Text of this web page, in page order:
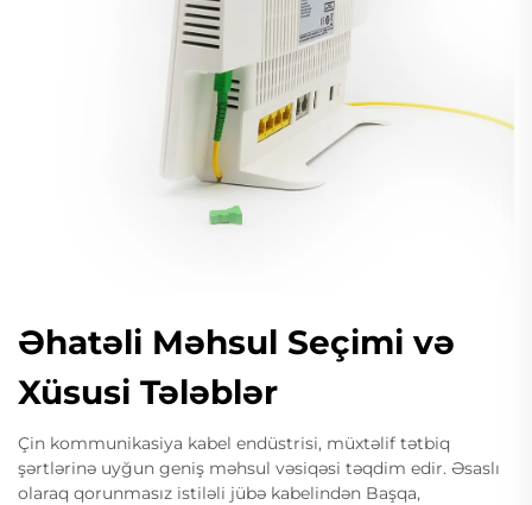
Əhatəli Məhsul Seçimi və
Xüsusi Tələblər
Çin kommunikasiya kabel endüstrisi, müxtəlif tətbiq
şərtlərinə uyğun geniş məhsul vəsiqəsi təqdim edir. Əsaslı
olaraq qorunmasız istiləli jübə kabelindən Başqa,